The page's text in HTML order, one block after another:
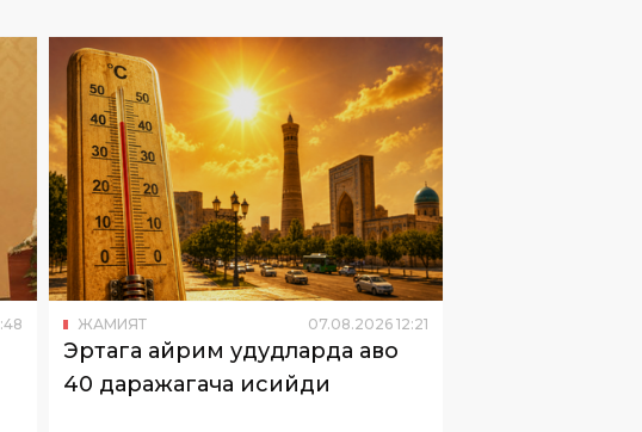
:48 ЖАМИЯТ 07.08.2026 12:21
Эртага айрим ҳудудларда ҳаво
40 даражагача исийди